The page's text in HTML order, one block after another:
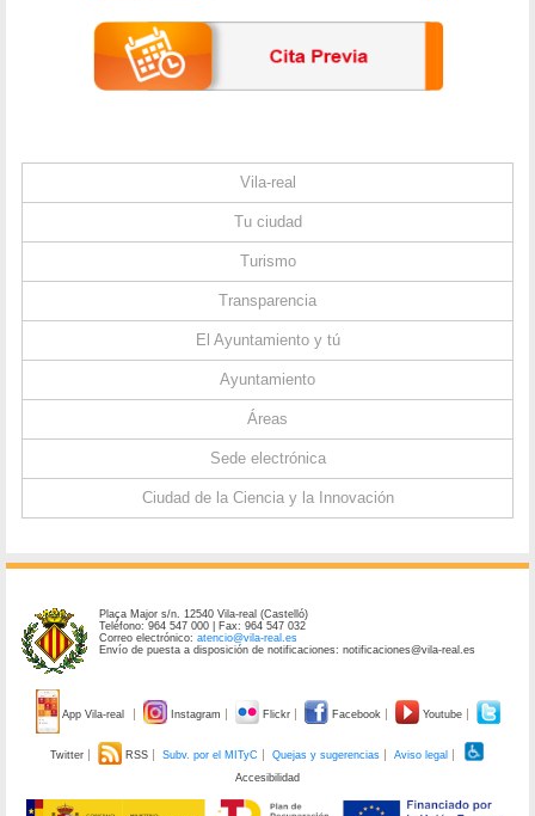
Vila-real
Tu ciudad
Turismo
Transparencia
El Ayuntamiento y tú
Ayuntamiento
Áreas
Sede electrónica
Ciudad de la Ciencia y la Innovación
Plaça Major s/n. 12540 Vila-real (Castelló)
Teléfono: 964 547 000 | Fax: 964 547 032
Correo electrónico:atencio@vila-real.es
Envío de puesta a disposición de notificaciones: notificaciones@vila-real.es
App Vila-real Instagram Flickr Facebook Youtube
Twitter RSS Subv. por el MITyC Quejas y sugerencias
Aviso legal
Accesibilidad